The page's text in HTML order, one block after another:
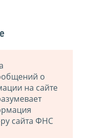
о
на сайте
сайта ФНС